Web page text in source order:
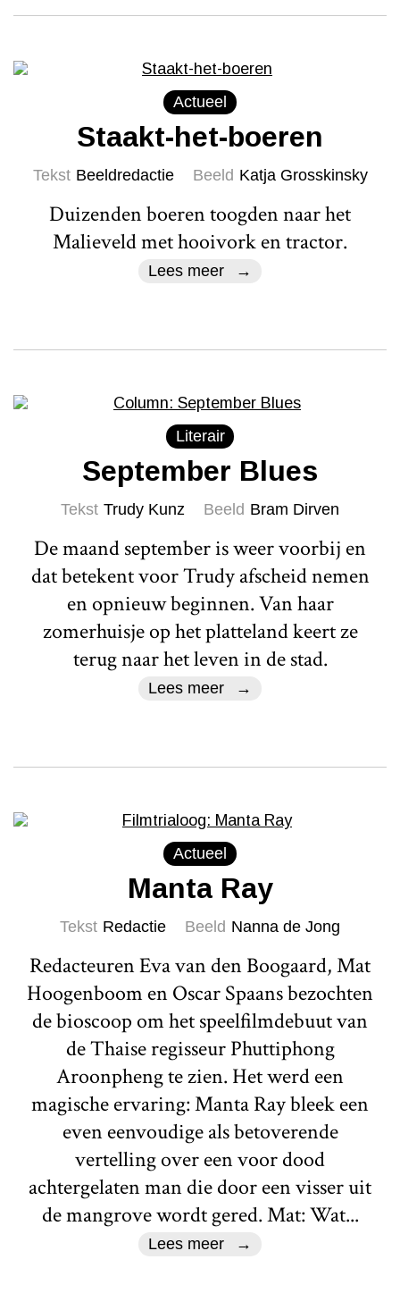
Actueel
Staakt-het-boeren
Tekst Beeldredactie Beeld Katja Grosskinsky
Duizenden boeren toogden naar het
Malieveld met hooivork en tractor.
Lees meer
Literair
September Blues
Tekst Trudy Kunz Beeld Bram Dirven
De maand september is weer voorbij en
dat betekent voor Trudy afscheid nemen
en opnieuw beginnen. Van haar
zomerhuisje op het platteland keert ze
terug naar het leven in de stad.
Lees meer
Actueel
Manta Ray
Tekst Redactie Beeld Nanna de Jong
Redacteuren Eva van den Boogaard, Mat
Hoogenboom en Oscar Spaans bezochten
de bioscoop om het speelfilmdebuut van
de Thaise regisseur Phuttiphong
Aroonpheng te zien. Het werd een
magische ervaring: Manta Ray bleek een
even eenvoudige als betoverende
vertelling over een voor dood
achtergelaten man die door een visser uit
de mangrove wordt gered. Mat: Wat...
Lees meer